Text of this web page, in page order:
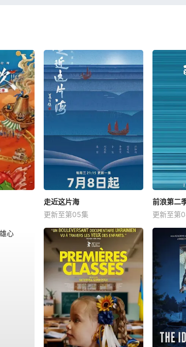
走近这片海
更新至第05集
前浪第二
更新至第